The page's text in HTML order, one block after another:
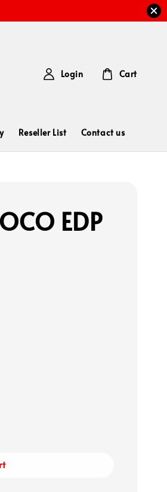
Reseller List Contact us
Login Cart
EDP